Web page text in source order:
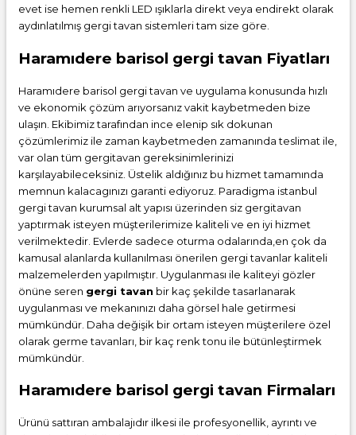
evet ise hemen renkli LED ışıklarla direkt veya endirekt olarak
aydınlatılmış gergi tavan sistemleri tam size göre.
Haramıdere barisol gergi tavan Fiyatları
Haramıdere barisol gergi tavan ve uygulama konusunda hızlı
ve ekonomik çözüm arıyorsanız vakit kaybetmeden bize
ulaşın. Ekibimiz tarafından ince elenip sık dokunan
çözümlerimiz ile zaman kaybetmeden zamanında teslimat ile,
var olan tüm gergitavan gereksinimlerinizi
karşılayabileceksiniz. Üstelik aldığınız bu hizmet tamamında
memnun kalacagınızı garanti ediyoruz. Paradigma istanbul
gergi tavan kurumsal alt yapısı üzerinden siz gergitavan
yaptırmak isteyen müşterilerimize kaliteli ve en iyi hizmet
verilmektedir. Evlerde sadece oturma odalarında,en çok da
kamusal alanlarda kullanılması önerilen gergi tavanlar kaliteli
malzemelerden yapılmıştır. Uygulanması ile kaliteyi gözler
önüne seren gergi tavan bir kaç şekilde tasarlanarak
uygulanması ve mekanınızı daha görsel hale getirmesi
mümkündür. Daha değişik bir ortam isteyen müşterilere özel
olarak germe tavanları, bir kaç renk tonu ile bütünleştirmek
mümkündür.
Haramıdere barisol gergi tavan Firmaları
Ürünü sattıran ambalajıdır ilkesi ile profesyonellik, ayrıntı ve